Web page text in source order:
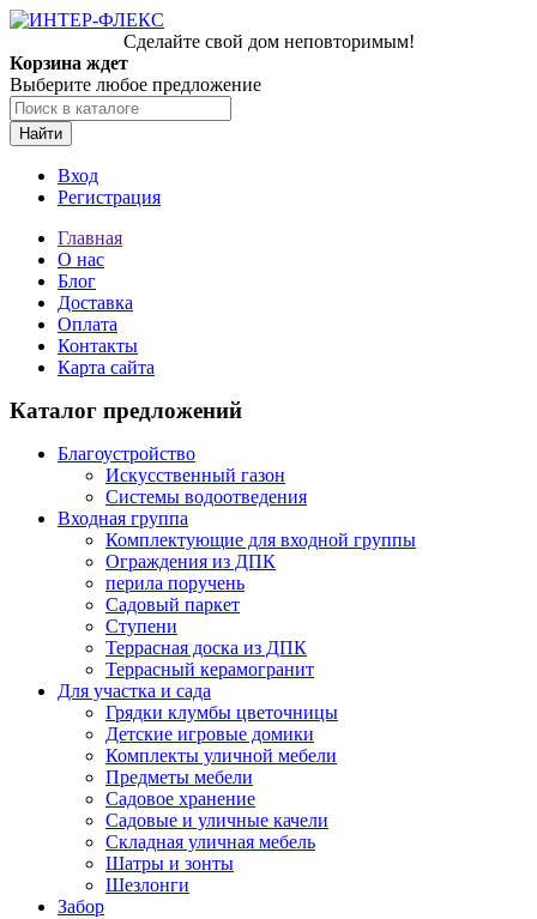
Сделайте свой дом неповторимым!
Корзина ждет
Выберите любое предложение
Найти
Вход
Регистрация
Главная
О нас
Блог
Доставка
Оплата
Контакты
Карта сайта
Каталог предложений
Благоустройство
Искусственный газон
Системы водоотведения
Входная группа
Комплектующие для входной группы
Ограждения из ДПК
перила поручень
Садовый паркет
Ступени
Террасная доска из ДПК
Террасный керамогранит
Для участка и сада
Грядки клумбы цветочницы
Детские игровые домики
Комплекты уличной мебели
Предметы мебели
Садовое хранение
Садовые и уличные качели
Складная уличная мебель
Шатры и зонты
Шезлонги
Забор